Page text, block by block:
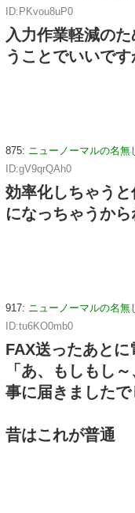
ID:PKvou8uP0
入力作業軽減の
うことでいいです
875: ニューノーマルの名無
ID:gV9qrQAh0
効率化しちゃう
になっちゃうから
917: ニューノーマルの名無
ID:tu6KO0mb0
FAX送ったあとに
「あ、もしもし
事に届きましたで
昔はこれが普通